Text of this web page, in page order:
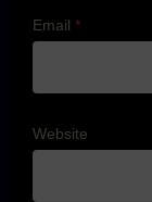
Email *
Website